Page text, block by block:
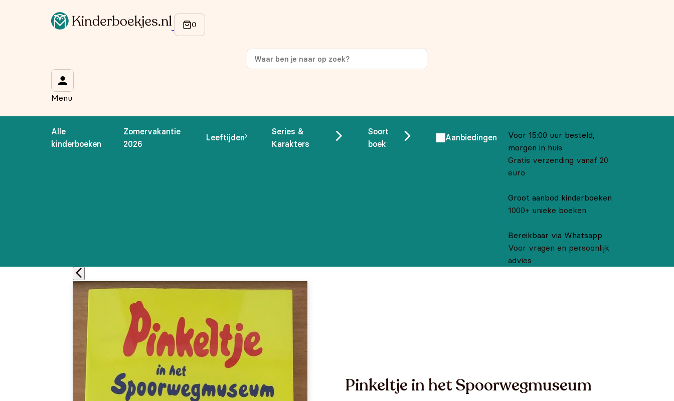
Menu
Alle
kinderboeken
Zomervakantie
2026
Leeftijden
Series &
Karakters
Soort
boek
Aanbiedingen
Voor 15:00 uur besteld,
morgen in huis
Gratis verzending vanaf 20
euro
Groot aanbod kinderboeken
1000+ unieke boeken
Bereikbaar via Whatsapp
Voor vragen en persoonlijk
advies
Pinkeltje in het Spoorwegmuseum
Op de hoogte blijven van onze acties?
op je eerste aankoop!
Wat is je voornaam?
Aanmelden